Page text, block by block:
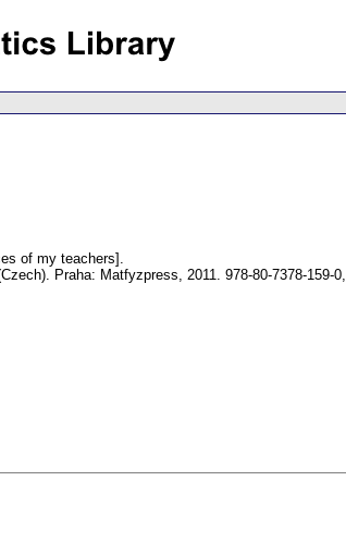
of my teachers].
Praha: Matfyzpress, 2011. 978-80-7378-159-0,